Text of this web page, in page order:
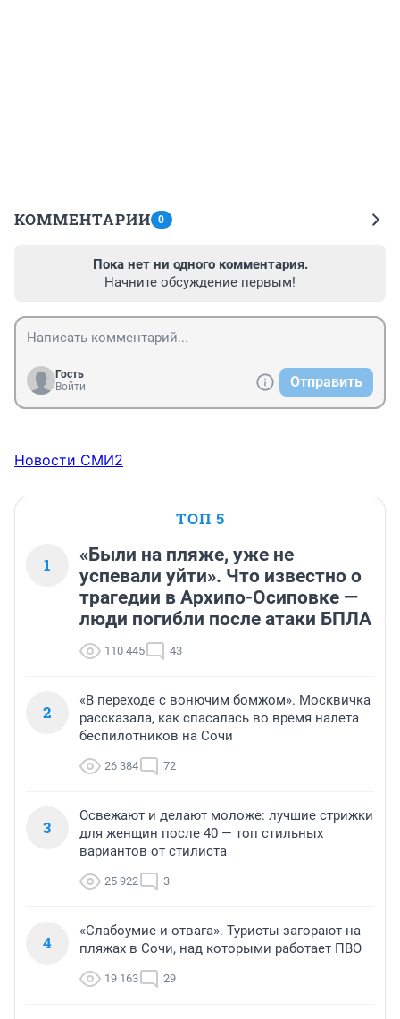
КОММЕНТАРИИ 0
Пока нет ни одного комментария.
Начните обсуждение первым!
Гость
Войти
Отправить
Новости СМИ2
ТОП 5
1
«Были на пляже, уже не
успевали уйти». Что известно о
трагедии в Архипо-Осиповке —
люди погибли после атаки БПЛА
110 445 43
2
«В переходе с вонючим бомжом». Москвичка
рассказала, как спасалась во время налета
беспилотников на Сочи
26 384 72
3
Освежают и делают моложе: лучшие стрижки
для женщин после 40 — топ стильных
вариантов от стилиста
25 922 3
4
«Слабоумие и отвага». Туристы загорают на
пляжах в Сочи, над которыми работает ПВО
19 163 29